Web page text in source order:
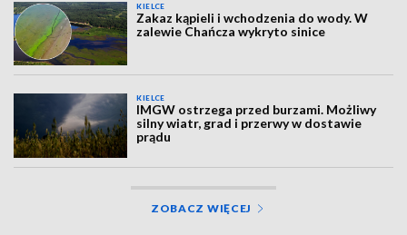
KIELCE
Zakaz kąpieli i wchodzenia do wody. W
zalewie Chańcza wykryto sinice
KIELCE
IMGW ostrzega przed burzami. Możliwy
silny wiatr, grad i przerwy w dostawie
prądu
ZOBACZ WIĘCEJ